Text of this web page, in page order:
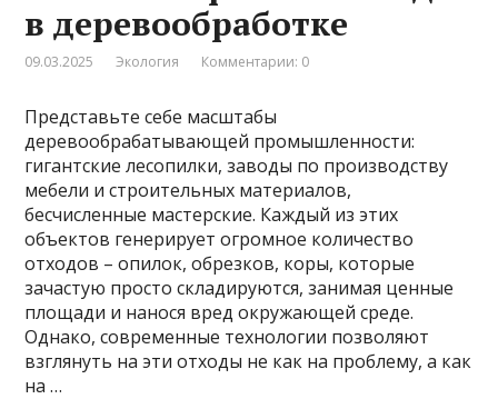
в деревообработке
09.03.2025 Экология Комментарии: 0
Представьте себе масштабы
деревообрабатывающей промышленности:
гигантские лесопилки, заводы по производству
мебели и строительных материалов,
бесчисленные мастерские. Каждый из этих
объектов генерирует огромное количество
отходов – опилок, обрезков, коры, которые
зачастую просто складируются, занимая ценные
площади и нанося вред окружающей среде.
Однако, современные технологии позволяют
взглянуть на эти отходы не как на проблему, а как
на …